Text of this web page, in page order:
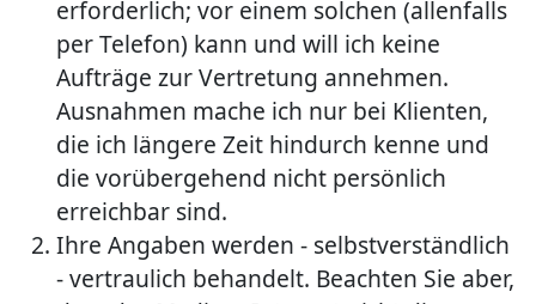
erforderlich; vor einem solchen (allenfalls
per Telefon) kann und will ich keine
Aufträge zur Vertretung annehmen.
Ausnahmen mache ich nur bei Klienten,
die ich längere Zeit hindurch kenne und
die vorübergehend nicht persönlich
erreichbar sind.
Ihre Angaben werden - selbstverständlich
- vertraulich behandelt. Beachten Sie aber,